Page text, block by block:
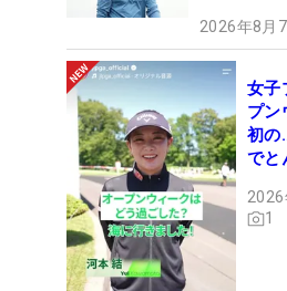
BALL：ブリヂストンTOUR B X
2026年8月
女子
プ
初の
でと
1